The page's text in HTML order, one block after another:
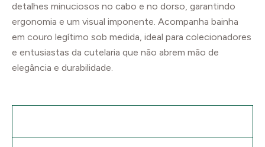
detalhes minuciosos no cabo e no dorso, garantindo
ergonomia e um visual imponente. Acompanha bainha
em couro legítimo sob medida, ideal para colecionadores
e entusiastas da cutelaria que não abrem mão de
elegância e durabilidade.